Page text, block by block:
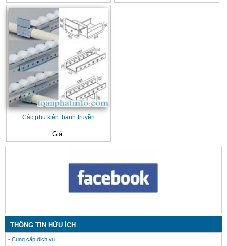
Các phụ kiện thanh truyền
Giá:
THÔNG TIN HỮU ÍCH
- Cung cấp dịch vụ